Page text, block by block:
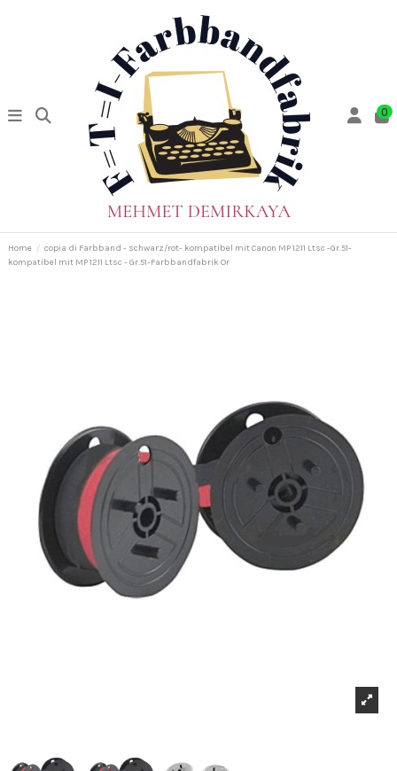
0
Home
copia di Farbband - schwarz/rot- kompatibel mit Canon MP 1211 Ltsc -Gr.51-
kompatibel mit MP 1211 Ltsc - Gr.51-Farbbandfabrik Or